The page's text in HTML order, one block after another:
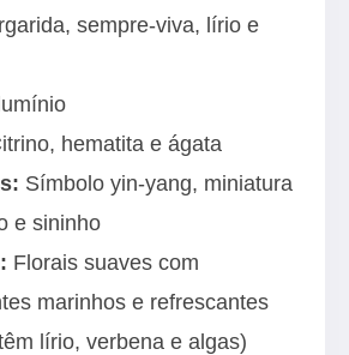
sempre-viva, lírio e
hematita e ágata
Símbolo yin-yang, miniatura
e sininho
Florais suaves com
marinhos e refrescantes
lírio, verbena e algas)